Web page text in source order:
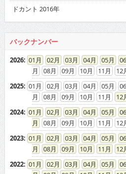
ドカント 2016年
バックナンバー
2026: 01 02 03 04 05 06
08
09 10 11
12
2025: 01 02 03 04 05 06
08
09 10 11
12
2024: 01 02 03 04 05 06
08
09 10 11
12
2023: 01 02 03 04 05 06
08
09 10 11
12
2022: 01 02 03 04 05 06